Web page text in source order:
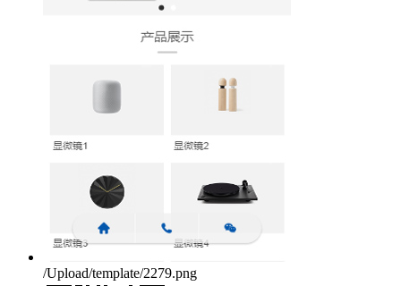
/Upload/template/2279.png